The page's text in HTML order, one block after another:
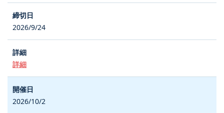
2026/9/24
詳細
2026/10/2